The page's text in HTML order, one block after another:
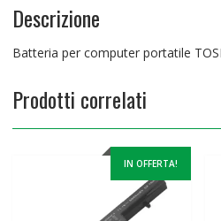
Descrizione
Batteria per computer portatile
Prodotti correlati
IN OFFERTA!